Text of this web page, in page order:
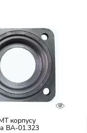
корпусу
ВА-01.323